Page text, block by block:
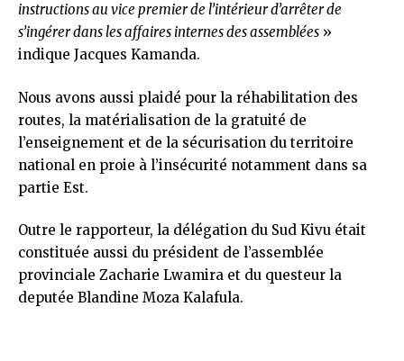
instructions au vice premier de l’intérieur d’arrêter de
s’ingérer dans les affaires internes des assemblées »
indique Jacques Kamanda.
Nous avons aussi plaidé pour la réhabilitation des
routes, la matérialisation de la gratuité de
l’enseignement et de la sécurisation du territoire
national en proie à l’insécurité notamment dans sa
partie Est.
Outre le rapporteur, la délégation du Sud Kivu était
constituée aussi du président de l’assemblée
provinciale Zacharie Lwamira et du questeur la
deputée Blandine Moza Kalafula.